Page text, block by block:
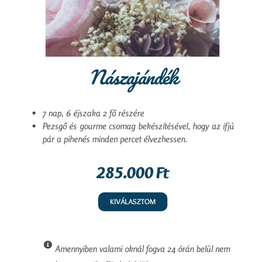
Nászajándék
7 nap, 6 éjszaka 2 fő részére
Pezsgő és gourme csomag bekészítésével, hogy az ifjú
pár a pihenés minden percet élvezhessen.
285.000 Ft
KIVÁLASZTOM
Amennyiben valami oknál fogva 24 órán belül nem